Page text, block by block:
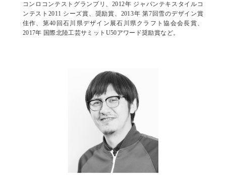
コンロコンテストグランプリ、2012年 ジャパンテキスタイルコ
ンテスト2011 シーズ賞、奨励賞、2013年 第7回雪のデザイン賞
佳作、第40回石川県デザイン展石川県クラフト協会会長賞、
2017年 国際北陸工芸サミットU50アワード奨励賞など。